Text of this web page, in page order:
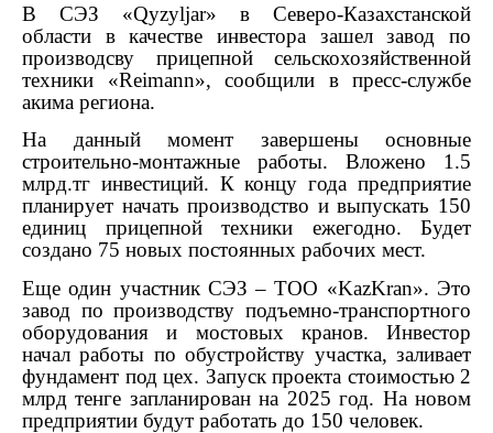
В СЭЗ «Qyzyljar» в Северо-Казахстанской
области в качестве инвестора зашел завод по
производсву прицепной сельскохозяйственной
техники «Reimann», сообщили в пресс-службе
акима региона.
На данный момент завершены основные
строительно-монтажные работы. Вложено 1.5
млрд.тг инвестиций. К концу года предприятие
планирует начать производство и выпускать 150
единиц прицепной техники ежегодно. Будет
создано 75 новых постоянных рабочих мест.
Еще один участник СЭЗ – ТОО «KazKran». Это
завод по производству подъемно-транспортного
оборудования и мостовых кранов. Инвестор
начал работы по обустройству участка, заливает
фундамент под цех. Запуск проекта стоимостью 2
млрд тенге запланирован на 2025 год. На новом
предприятии будут работать до 150 человек.